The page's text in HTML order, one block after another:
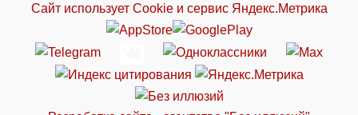
Сайт использует Cookie и сервиc Яндекс.Метрика